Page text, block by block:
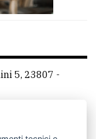
5, 23807 -